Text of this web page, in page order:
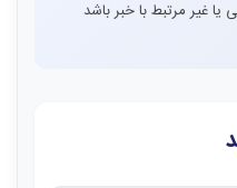
یا غیر مرتبط با خبر باشد